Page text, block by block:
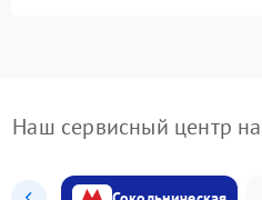
Наш сервисный центр